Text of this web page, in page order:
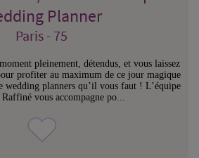
Planner
Paris - 75
pleinement, détendus, et vous laissez
profiter au maximum de ce jour magique
wedding planners qu’il vous faut ! L’équipe
vous accompagne po...